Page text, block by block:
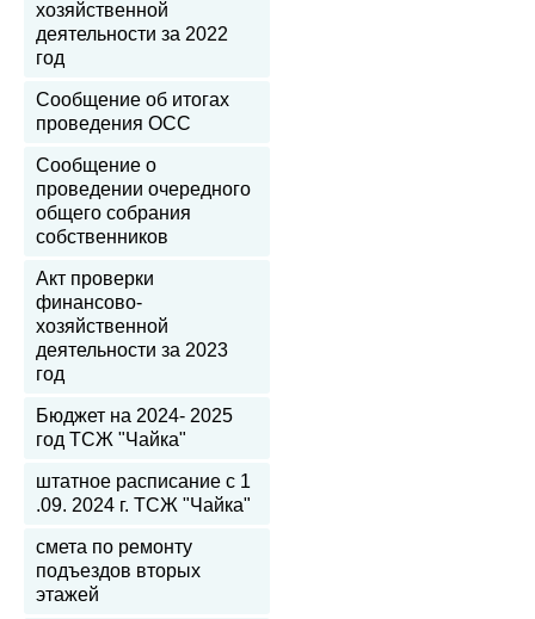
хозяйственной
деятельности за 2022
год
Сообщение об итогах
проведения ОСС
Сообщение о
проведении очередного
общего собрания
собственников
Акт проверки
финансово-
хозяйственной
деятельности за 2023
год
Бюджет на 2024- 2025
год ТСЖ "Чайка"
штатное расписание с 1
.09. 2024 г. ТСЖ "Чайка"
смета по ремонту
подъездов вторых
этажей